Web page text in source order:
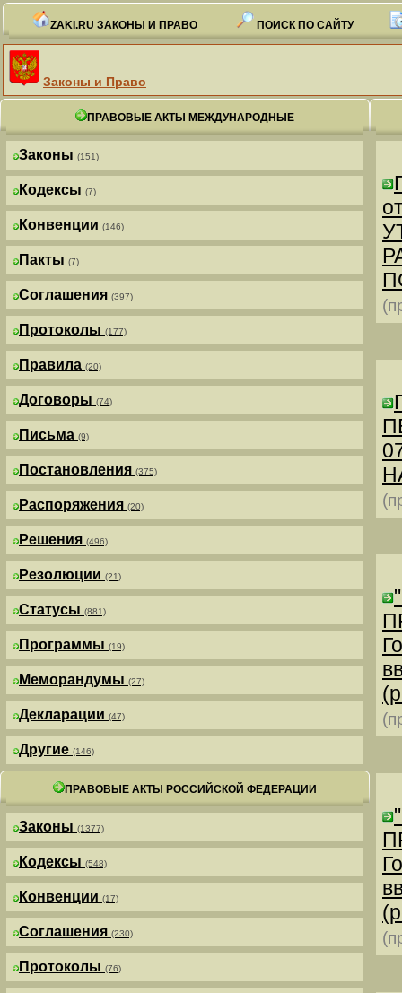
ZAKI.RU ЗАКОНЫ И ПРАВО ПОИСК ПО САЙТУ
Законы и Право
ПРАВОВЫЕ АКТЫ МЕЖДУНАРОДНЫЕ
Законы (151)
Кодексы (7)
Конвенции (146)
Пакты (7)
Соглашения (397)
Протоколы (177)
Правила (20)
Договоры (74)
Письма (9)
Постановления (375)
Распоряжения (20)
Решения (496)
Резолюции (21)
Статусы (881)
Программы (19)
Меморандумы (27)
Декларации (47)
Другие (146)
ПРАВОВЫЕ АКТЫ РОССИЙСКОЙ ФЕДЕРАЦИИ
Законы (1377)
Кодексы (548)
Конвенции (17)
Соглашения (230)
Протоколы (76)